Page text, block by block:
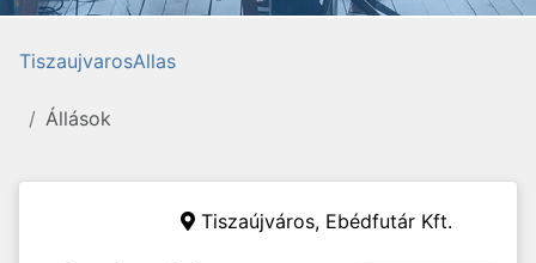
TiszaujvarosAllas
Állások
Tiszaújváros, Ebédfutár Kft.